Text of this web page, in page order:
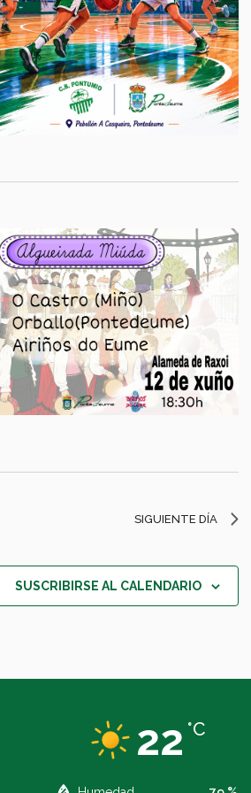
SIGUIENTE DÍA
SUSCRIBIRSE AL CALENDARIO
22 °C